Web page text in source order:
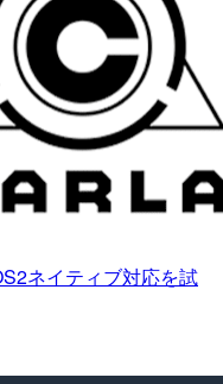
ネイティブ対応を試